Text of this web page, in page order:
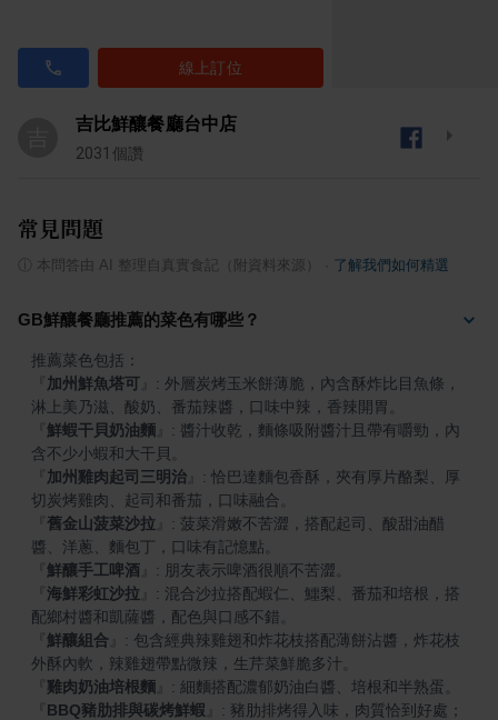
線上訂位
吉比鮮釀餐廳台中店
2031 個讚
常見問題
本問答由 AI 整理自真實食記（附資料來源） 了解我們如何精選
GB鮮釀餐廳推薦的菜色有哪些？
加州鮮魚塔可
: 外層炭烤玉米餅薄脆，內含酥炸比目魚條，
鮮蝦干貝奶油麵
: 醬汁收乾，麵條吸附醬汁且帶有嚼勁，內
加州雞肉起司三明治
: 恰巴達麵包香酥，夾有厚片酪梨、厚
舊金山菠菜沙拉
: 菠菜滑嫩不苦澀，搭配起司、酸甜油醋
鮮釀手工啤酒
海鮮彩虹沙拉
: 混合沙拉搭配蝦仁、鱷梨、番茄和培根，搭
鮮釀組合
: 包含經典辣雞翅和炸花枝搭配薄餅沾醬，炸花枝
雞肉奶油培根麵
BBQ豬肋排與碳烤鮮蝦
: 豬肋排烤得入味，肉質恰到好處；